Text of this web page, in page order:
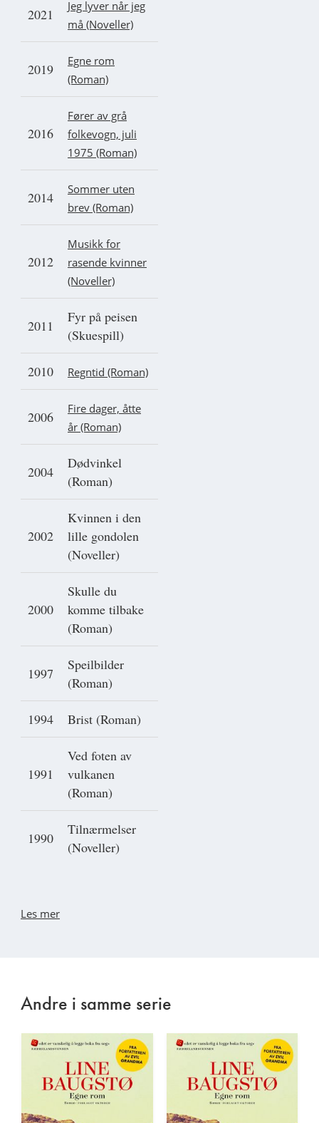
2021
Jeg lyver når jeg
må (Noveller)
2019
Egne rom
(Roman)
2016
Fører av grå
folkevogn, juli
1975 (Roman)
2014
Sommer uten
brev (Roman)
2012
Musikk for
rasende kvinner
(Noveller)
2011
Fyr på peisen
(Skuespill)
2010 Regntid (Roman)
2006
Fire dager, åtte
år (Roman)
2004
Dødvinkel
(Roman)
2002
Kvinnen i den
lille gondolen
(Noveller)
2000
Skulle du
komme tilbake
(Roman)
1997
Speilbilder
(Roman)
1994 Brist (Roman)
1991
Ved foten av
vulkanen
(Roman)
1990
Tilnærmelser
(Noveller)
Les mer
Andre i samme serie